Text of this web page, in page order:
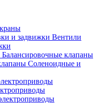
Вентили
Балансировочные клапаны
Соленоидные и